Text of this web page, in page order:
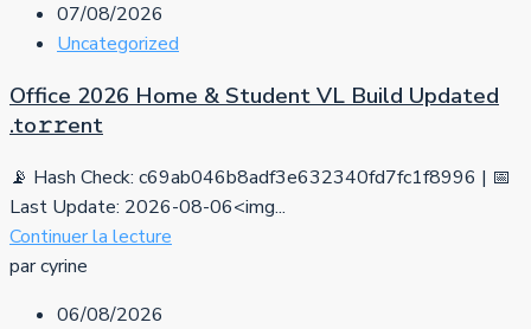
07/08/2026
Uncategorized
Office 2026 Home & Student VL Build Updated
.tо𝚛𝚛еnt
📡 Hash Check: c69ab046b8adf3e632340fd7fc1f8996 | 📅
Last Update: 2026-08-06<img...
Continuer la lecture
par cyrine
06/08/2026